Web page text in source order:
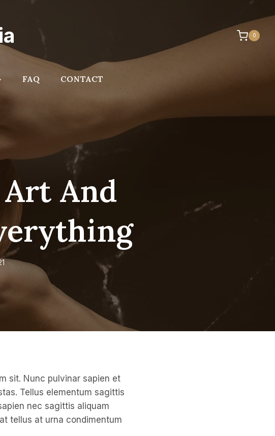
0
FAQ CONTACT
And
sit. Nunc pulvinar sapien et
Tellus elementum sagittis
nec sagittis aliquam
tellus at urna condimentum